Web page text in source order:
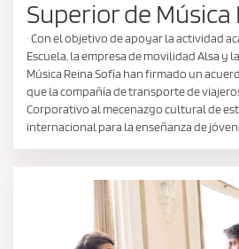
Superior de Música
· Con el objetivo de apoyar la actividad
Escuela, la empresa de movilidad Alsa y
Música Reina Sofía han firmado un
que la compañía de transporte de
Corporativo al mecenazgo cultural de
internacional para la enseñanza de